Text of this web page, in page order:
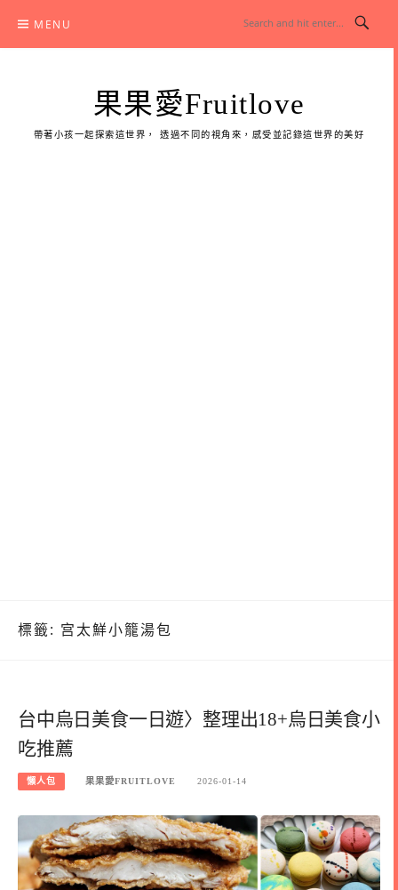
content
MENU
果果愛Fruitlove
帶著小孩一起探索這世界， 透過不同的視角來，感受並記錄這世界的美好
標籤: 宫太鮮小籠湯包
台中烏日美食一日遊〉整理出18+烏日美食小
吃推薦
懶人包 果果愛FRUITLOVE 2026-01-14